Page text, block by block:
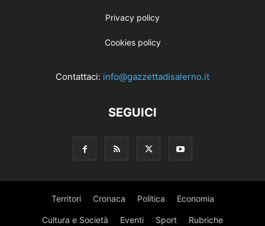
Privacy policy
Cookies policy
Contattaci: info@gazzettadisalerno.it
SEGUICI
Territori Cronaca Politica Economia
Cultura e Società Eventi Sport Rubriche